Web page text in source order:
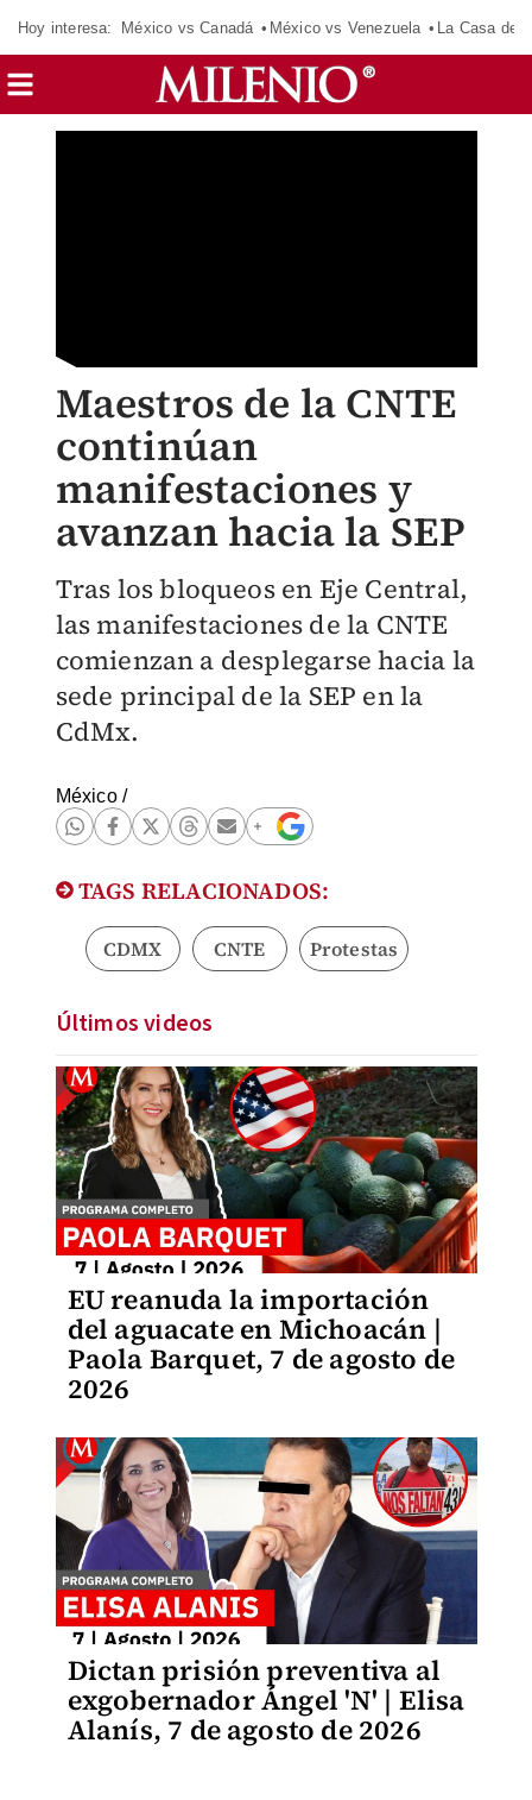
Hoy interesa: México vs Canadá México vs Venezuela La Casa de
Maestros de la CNTE
continúan
manifestaciones y
avanzan hacia la SEP
Tras los bloqueos en Eje Central,
las manifestaciones de la CNTE
comienzan a desplegarse hacia la
sede principal de la SEP en la
CdMx.
México/
TAGS RELACIONADOS:
CDMX CNTE Protestas
Últimos videos
EU reanuda la importación
del aguacate en Michoacán |
Paola Barquet, 7 de agosto de
2026
Dictan prisión preventiva al
exgobernador Ángel 'N' | Elisa
Alanís, 7 de agosto de 2026